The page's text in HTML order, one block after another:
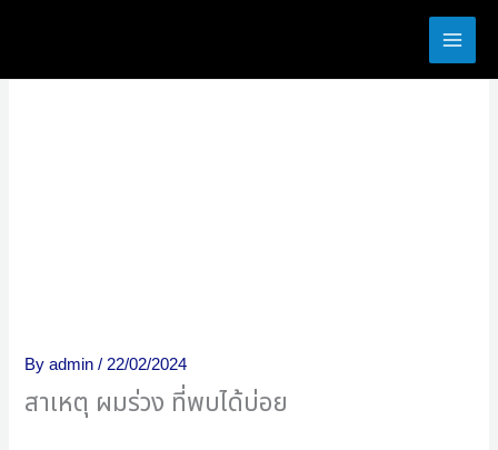
content
Byadmin/22/02/2024
สาเหตุ ผมร่วง ที่พบได้บ่อย